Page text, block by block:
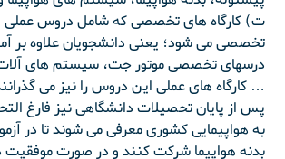
ت) کارگاه های تخصصی که شامل دروس
تخصصی می شود؛ یعنی دانشجویان علاوه بر
درسهای تخصصی موتور جت، سیستم های آلات
… کارگاه های عملی این دروس را نیز می
پس از پایان تحصیلات دانشگاهی نیز فارغ
به هواپیمایی کشوری معرفی می شوند تا در
بدنه هواپیما شرکت کنند و در صورت موفقیت